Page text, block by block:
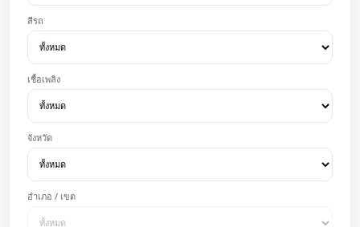
สีรถ
เชื้อเพลิง
จังหวัด
อำเภอ / เขต